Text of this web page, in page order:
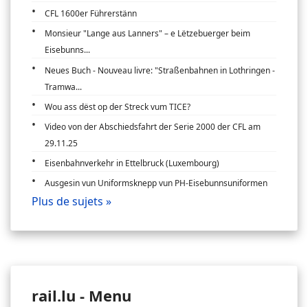
CFL 1600er Führerstänn
Monsieur "Lange aus Lanners" – e Lëtzebuerger beim
Eisebunns...
Neues Buch - Nouveau livre: "Straßenbahnen in Lothringen -
Tramwa...
Wou ass dëst op der Streck vum TICE?
Video von der Abschiedsfahrt der Serie 2000 der CFL am
29.11.25
Eisenbahnverkehr in Ettelbruck (Luxembourg)
Ausgesin vun Uniformsknepp vun PH-Eisebunnsuniformen
Plus de sujets »
rail.lu - Menu